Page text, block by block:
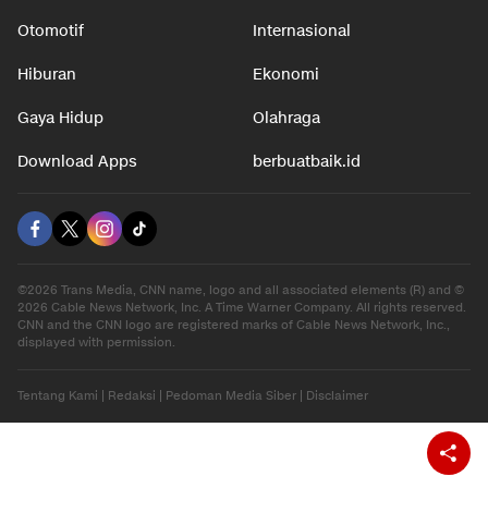
Otomotif Internasional
Hiburan Ekonomi
Gaya Hidup Olahraga
Download Apps berbuatbaik.id
©2026 Trans Media, CNN name, logo and all associated elements (R) and ©
2026 Cable News Network, Inc. A Time Warner Company. All rights reserved.
CNN and the CNN logo are registered marks of Cable News Network, Inc.,
displayed with permission.
Tentang Kami Redaksi Pedoman Media Siber Disclaimer